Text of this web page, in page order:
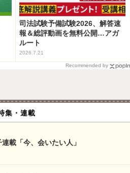
司法試験予備試験2026、解答速
報＆総評動画を無料公開…アガ
ルート
2026.7.21
Recommended by
集・連載
載「今、会いたい人」